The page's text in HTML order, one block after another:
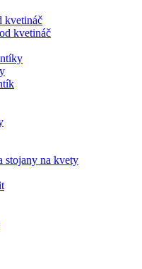
kvetináč
kvetináč
stojany na kvety